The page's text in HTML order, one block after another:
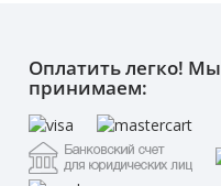
Оплатить легко! Мы
принимаем: